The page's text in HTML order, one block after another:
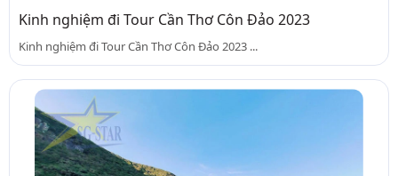
Kinh nghiệm đi Tour Cần Thơ Côn Đảo 2023
Kinh nghiệm đi Tour Cần Thơ Côn Đảo 2023 ...